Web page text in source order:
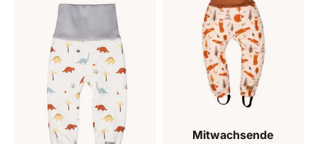
Mitwachsende